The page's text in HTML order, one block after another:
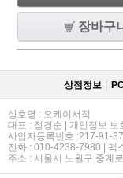
장바구
상점정보
상호명 : 오케이서적
대표 : 정경순 | 개인정보 보
사업자등록번호 :217-91-
전화 : 010-4238-7980 | 팩
주소 : 서울시 노원구 중계